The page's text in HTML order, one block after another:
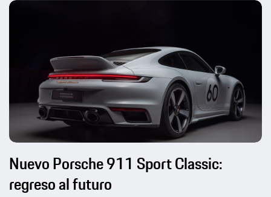
Nuevo Porsche 911 Sport Classic:
regreso al futuro